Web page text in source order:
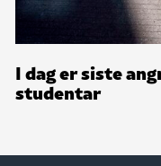
I dag er siste
studentar